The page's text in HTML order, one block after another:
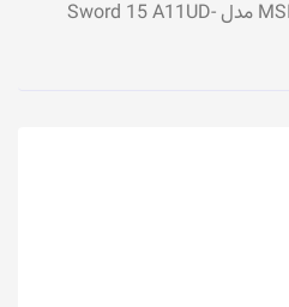
لپ تاپ گیمینگ 15.6 اینچ MSI مدل Sword 15 A11UD-